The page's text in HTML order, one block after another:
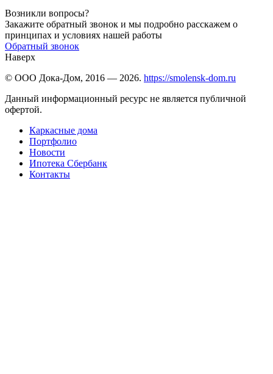
Возникли вопросы?
Закажите обратный звонок и мы подробно расскажем о
принципах и условиях нашей работы
Обратный звонок
Наверх
© ООО Дока-Дом, 2016 — 2026. https://smolensk-dom.ru
Данный информационный ресурс не является публичной
офертой.
Каркасные дома
Портфолио
Новости
Ипотека Сбербанк
Контакты